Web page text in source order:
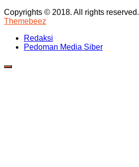
Copyrights © 2018. All rights reserved.
Themebeez
Redaksi
Pedoman Media Siber